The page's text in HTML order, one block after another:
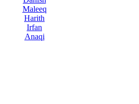
Maleeq
Harith
Irfan
Anaqi